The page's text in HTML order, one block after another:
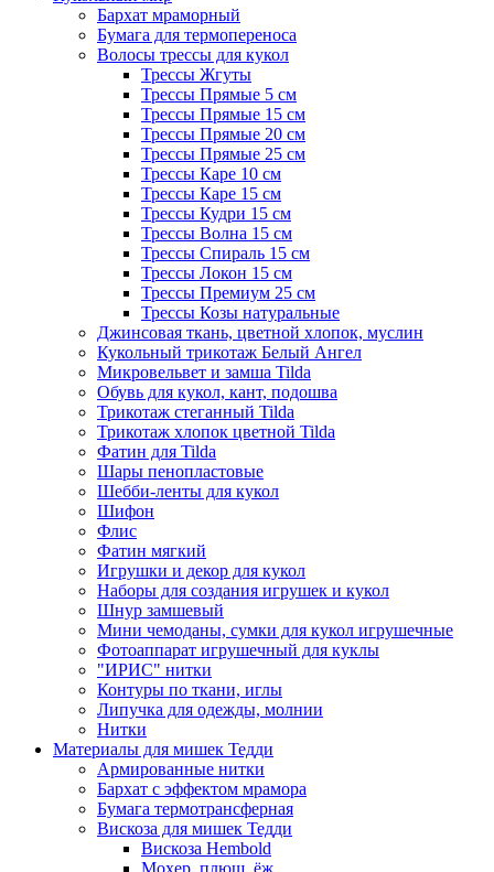
Бархат мраморный
Бумага для термопереноса
Волосы трессы для кукол
Трессы Жгуты
Трессы Прямые 5 см
Трессы Прямые 15 см
Трессы Прямые 20 см
Трессы Прямые 25 см
Трессы Каре 10 см
Трессы Каре 15 см
Трессы Кудри 15 см
Трессы Волна 15 см
Трессы Спираль 15 см
Трессы Локон 15 см
Трессы Премиум 25 см
Трессы Козы натуральные
Джинсовая ткань, цветной хлопок, муслин
Кукольный трикотаж Белый Ангел
Микровельвет и замша Tilda
Обувь для кукол, кант, подошва
Трикотаж стеганный Tilda
Трикотаж хлопок цветной Tilda
Фатин для Tilda
Шары пенопластовые
Шебби-ленты для кукол
Шифон
Флис
Фатин мягкий
Игрушки и декор для кукол
Наборы для создания игрушек и кукол
Шнур замшевый
Мини чемоданы, сумки для кукол игрушечные
Фотоаппарат игрушечный для куклы
"ИРИС" нитки
Контуры по ткани, иглы
Липучка для одежды, молнии
Нитки
Материалы для мишек Тедди
Армированные нитки
Бархат с эффектом мрамора
Бумага термотрансферная
Вискоза для мишек Тедди
Вискоза Hembold
Мохер, плюш, ёж